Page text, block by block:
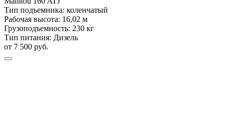
Тип подъемника: коленчатый
Рабочая высота: 16,02 м
Грузоподъемность: 230 кг
Тип питания: Дизель
от 7 500 руб.